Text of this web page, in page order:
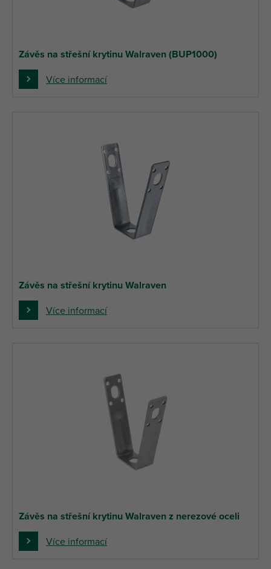
Závěs na střešní krytinu Walraven (BUP1000)
Více informací
Závěs na střešní krytinu Walraven
Více informací
Závěs na střešní krytinu Walraven z nerezové oceli
Více informací